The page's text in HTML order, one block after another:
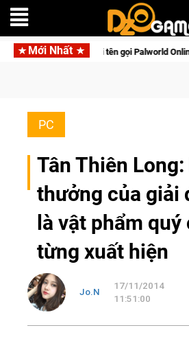
Mới Nhất
với tên gọi Palworld Online
PC
Tân Thiên Long:
thưởng của giải
là vật phẩm quý
từng xuất hiện
Jo.N
17/11/2014
11:51:00